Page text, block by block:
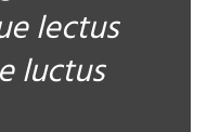
lectus
luctus